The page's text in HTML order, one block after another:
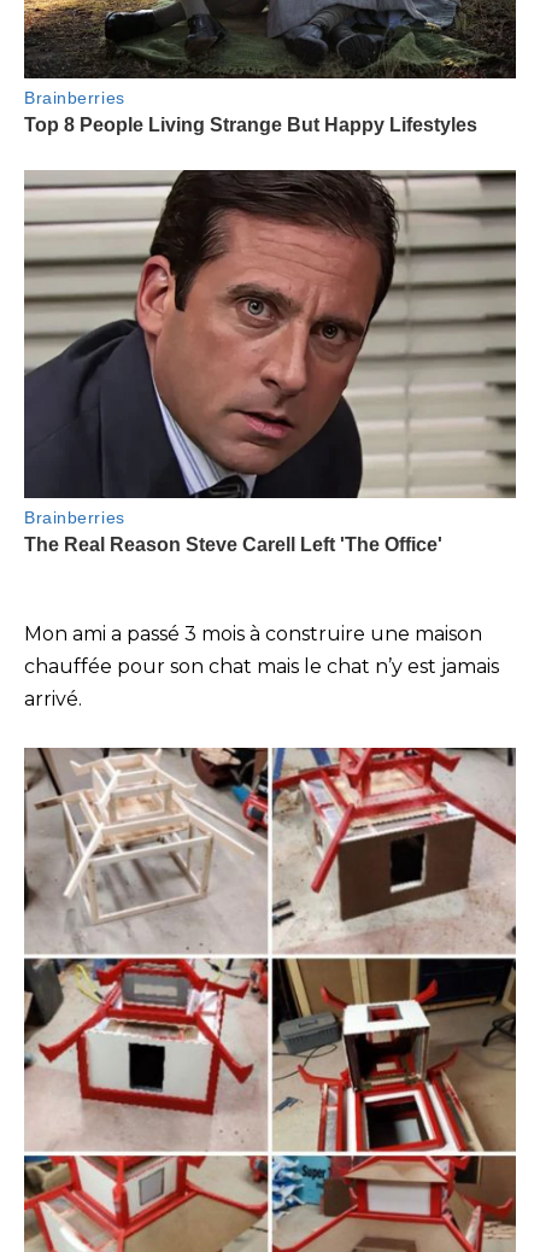
Mon ami a passé 3 mois à construire une maison
chauffée pour son chat mais le chat n’y est jamais
arrivé.